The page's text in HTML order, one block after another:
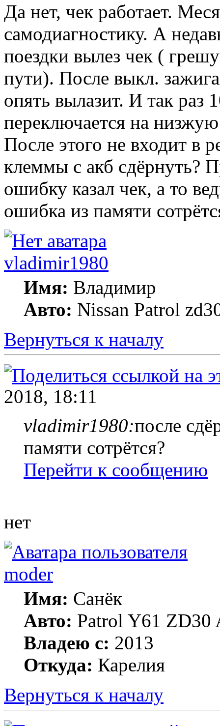
Да нет, чек работает.
самодиагностику. А
поездки вылез чек (
пути). После выкл.
опять вылазит. И так раз
переключается на низжую
После этого не входит в
клеммы с акб сдёрнуть?
ошибку казал чек, а то
ошибка из памяти
vladimir1980
Имя: Владимир
Авто: Nissan Patrol
Вернуться к началу
2018, 18:11
vladimir1980:после
памяти сотрётся?
Перейти к сообщению
нет
moder
Имя: Санёк
Авто: Patrol Y61 ZD30
Владею с: 2013
Откуда: Карелия
Вернуться к началу